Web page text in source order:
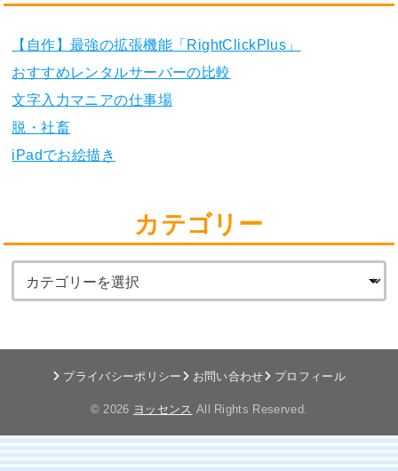
【自作】最強の拡張機能「RightClickPlus」
おすすめレンタルサーバーの比較
文字入力マニアの仕事場
脱・社畜
iPadでお絵描き
カテゴリー
プライバシーポリシー お問い合わせ プロフィール
© 2026 ヨッセンス All Rights Reserved.